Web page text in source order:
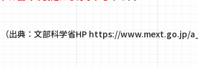
（出典：文部科学省HP https://www.mext.go.jp/